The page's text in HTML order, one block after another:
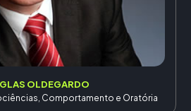
OLDEGARDO
Comportamento e Oratória